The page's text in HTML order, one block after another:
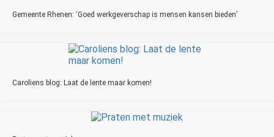
Gemeente Rhenen: ‘Goed werkgeverschap is mensen kansen bieden’
Caroliens blog: Laat de lente maar komen!